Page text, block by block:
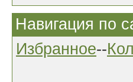
Навигация по
Избранное--